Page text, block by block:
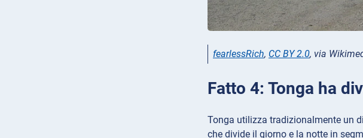
fearlessRich, CC BY 2.0, via
Fatto 4: Tonga ha
Tonga utilizza tradizionalmente un
che divide il giorno e la notte in